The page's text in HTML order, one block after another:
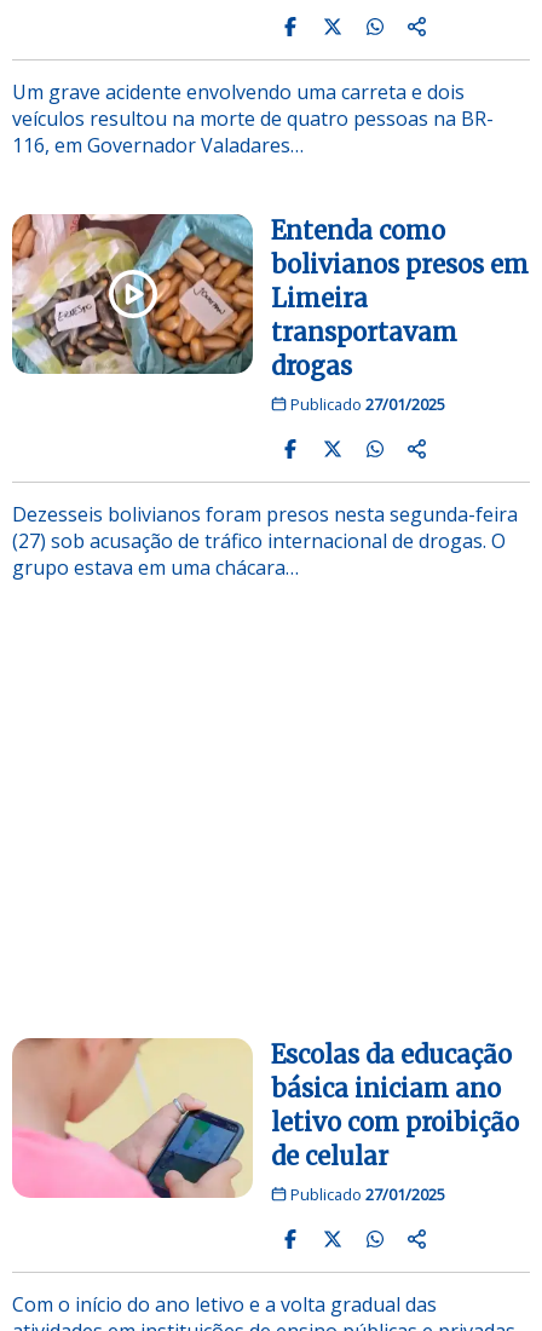
Um grave acidente envolvendo uma carreta e dois
veículos resultou na morte de quatro pessoas na BR-
116, em Governador Valadares…
Entenda como
bolivianos presos em
Limeira
transportavam
drogas
Publicado 27/01/2025
Dezesseis bolivianos foram presos nesta segunda-feira
(27) sob acusação de tráfico internacional de drogas. O
grupo estava em uma chácara…
Escolas da educação
básica iniciam ano
letivo com proibição
de celular
Publicado 27/01/2025
Com o início do ano letivo e a volta gradual das